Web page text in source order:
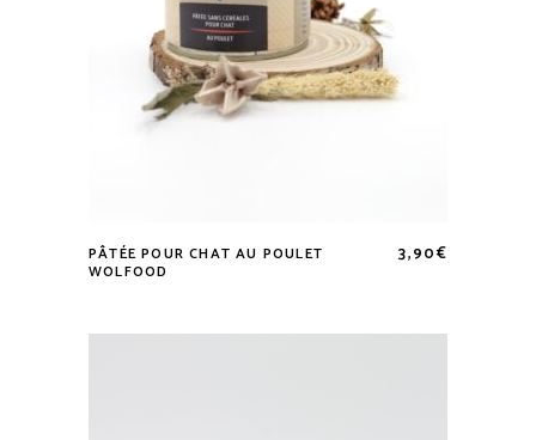
PÂTÉE POUR CHAT AU POULET
WOLFOOD
3,90€